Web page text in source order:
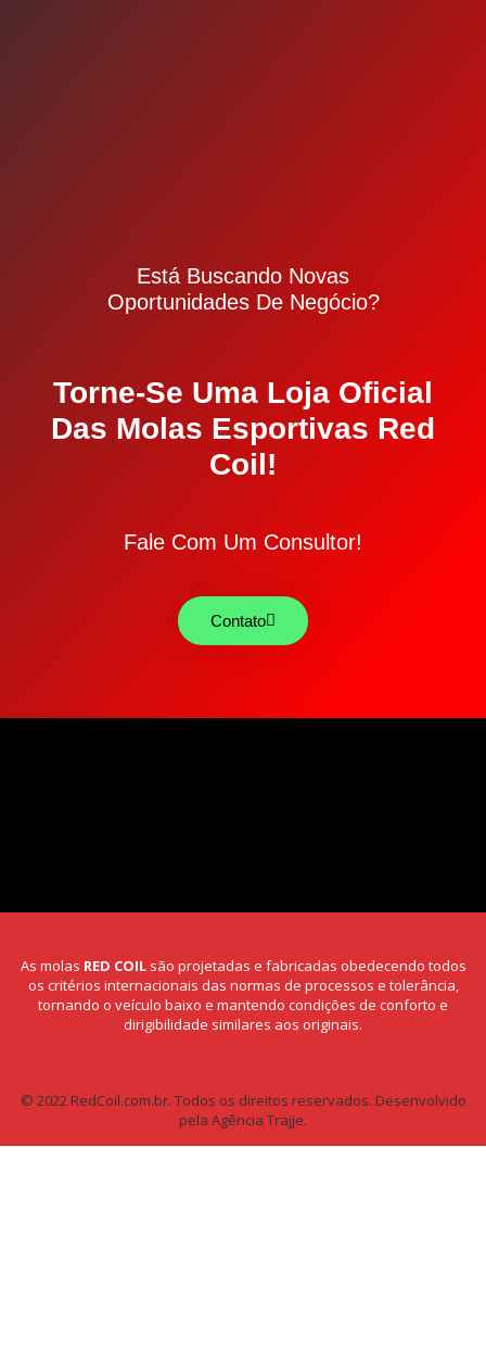
Está Buscando Novas
Oportunidades De Negócio?
Torne-Se Uma Loja Oficial
Das Molas Esportivas Red
Coil!
Fale Com Um Consultor!
Contato
As molas RED COILsão projetadas e fabricadas obedecendo todos
os critérios internacionais das normas de processos e tolerância,
tornando o veículo baixo e mantendo condições de conforto e
dirigibilidade similares aos originais.
© 2022 RedCoil.com.br. Todos os direitos reservados. Desenvolvido
pela Agência Trajje.